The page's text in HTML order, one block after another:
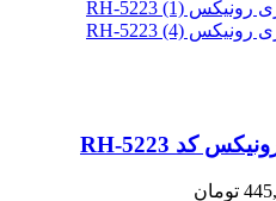
قیمت اصلی: 445,000 تومان